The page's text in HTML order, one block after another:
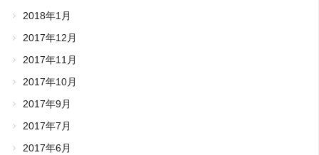
2018年1月
2017年12月
2017年11月
2017年10月
2017年9月
2017年7月
2017年6月